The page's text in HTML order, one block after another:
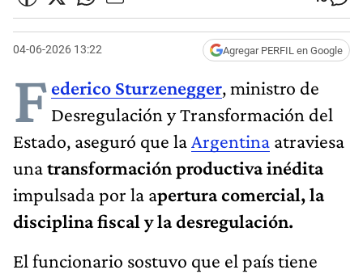
04-06-2026 13:22 Agregar PERFIL en Google
F ederico Sturzenegger, ministro de
Desregulación y Transformación del
Estado, aseguró que la Argentina atraviesa
unatransformación productiva inédita
impulsada por la apertura comercial, la
disciplina fiscal y la desregulación.
El funcionario sostuvo que el país tiene